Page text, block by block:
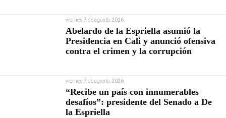
viernes 7 de agosto, 2026
Abelardo de la Espriella asumió la
Presidencia en Cali y anunció ofensiva
contra el crimen y la corrupción
viernes 7 de agosto, 2026
“Recibe un país con innumerables
desafíos”: presidente del Senado a De
la Espriella